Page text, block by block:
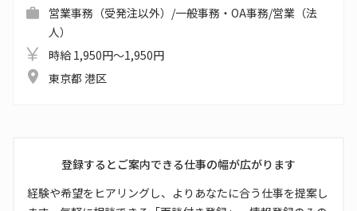
営業事務（受発注以外）/一般事務・OA事務/営業（法
人）
時給 1,950円～1,950円
東京都 港区
登録するとご案内できる仕事の幅が広がります
経験や希望をヒアリングし、よりあなたに合う仕事を提案し